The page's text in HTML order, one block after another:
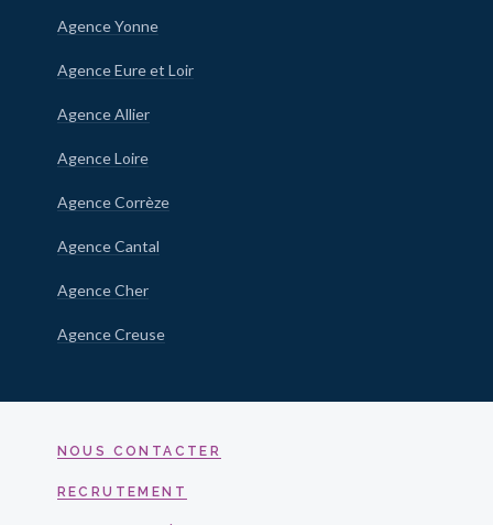
Agence Yonne
Agence Eure et Loir
Agence Allier
Agence Loire
Agence Corrèze
Agence Cantal
Agence Cher
Agence Creuse
NOUS CONTACTER
RECRUTEMENT